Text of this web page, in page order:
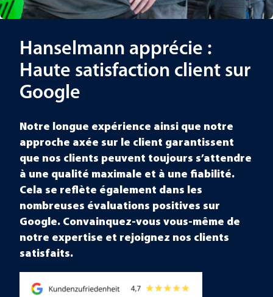
Hanselmann apprécie :
Haute satisfaction client sur
Google
Notre longue expérience ainsi que notre
approche axée sur le client garantissent
que nos clients peuvent toujours s’attendre
à une qualité maximale et à une fiabilité.
Cela se reflète également dans les
nombreuses évaluations positives sur
Google. Convainquez-vous vous-même de
notre expertise et rejoignez nos clients
satisfaits.